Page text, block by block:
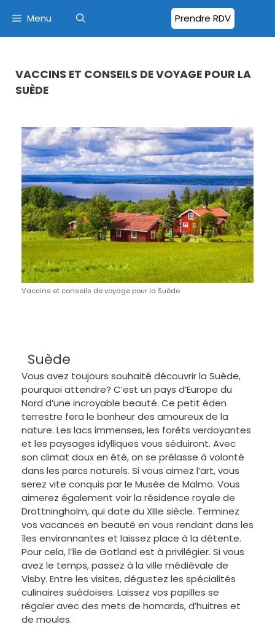
Prendre RDV
Menu
VACCINS ET CONSEILS DE VOYAGE POUR LA
SUÈDE
Vaccins et conseils de voyage pour la Suède
Suède
Vous avez toujours souhaité découvrir la Suède,
pourquoi attendre? C’est un pays d’Europe du
Nord d’une incroyable beauté. Ce petit éden
terrestre fera le bonheur des amoureux de la
nature. Les lacs immenses, les forêts verdoyantes
et les paysages idylliques vous séduiront. Avec
son climat doux en été, on se prélasse à volonté
dans les parcs naturels. Si vous aimez l’art, vous
serez vite conquis par le Musée de Malmö. Vous
aimerez également voir la résidence royale de
Drottningholm, qui date du XIIIe siècle. Terminez
vos vacances en beauté en vous rendant dans les
îles environnantes et laissez place à la détente.
Pour cela, l’île de Gotland est à privilégier. Si vous
avez le temps, passez à la ville médiévale de
Visby. Entre les visites, dégustez les spécialités
culinaires suédoises. Laissez vos papilles se
régaler avec des mets de homards, d’huitres et
de moules.